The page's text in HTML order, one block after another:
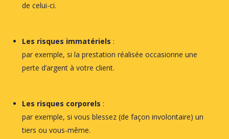
de celui-ci.
Les risques immatériels :
par exemple, si la prestation réalisée occasionne une
perte d’argent à votre client.
Les risques corporels :
par exemple, si vous blessez (de façon involontaire) un
tiers ou vous-même.